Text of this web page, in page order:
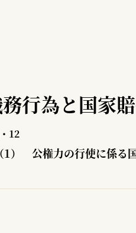
行為と国家
12
公権力の行使に係る